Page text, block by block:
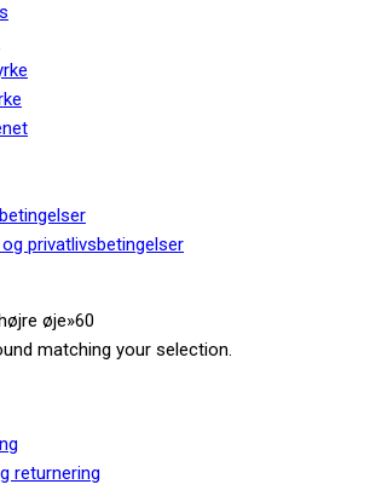
privatlivsbetingelser
øje»60
matching your selection.
returnering